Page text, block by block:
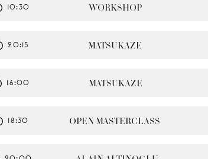
WORKSHOP
10:30
MATSUKAZE
20:15
MATSUKAZE
16:00
OPEN MASTERCLASS
18:30